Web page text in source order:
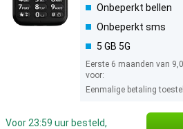
Onbeperkt bellen
Onbeperkt sms
5 GB 5G
Eerste 6 maanden van
voor:
Eenmalige betaling
Voor 23:59 uur besteld,